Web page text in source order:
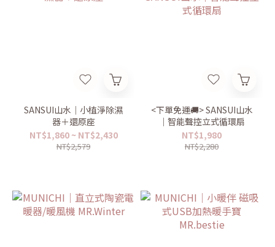
SANSUI山水｜小植淨除濕
器＋還原座
NT$1,860 ~ NT$2,430
NT$2,579
<下單免運🚚> SANSUI山水
｜智能聲控立式循環扇
NT$1,980
NT$2,280